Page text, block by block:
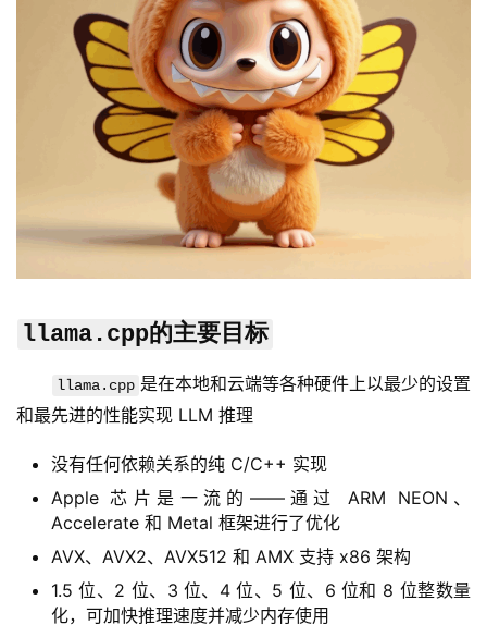
llama.cpp的主要目标
llama.cpp 是在本地和云端等各种硬件上以最少的设置
和最先进的性能实现 LLM 推理
没有任何依赖关系的纯 C/C++ 实现
Apple 芯片是一流的——通过 ARM NEON、
Accelerate 和 Metal 框架进行了优化
AVX、AVX2、AVX512 和 AMX 支持 x86 架构
1.5 位、2 位、3 位、4 位、5 位、6 位和 8 位整数量
化，可加快推理速度并减少内存使用